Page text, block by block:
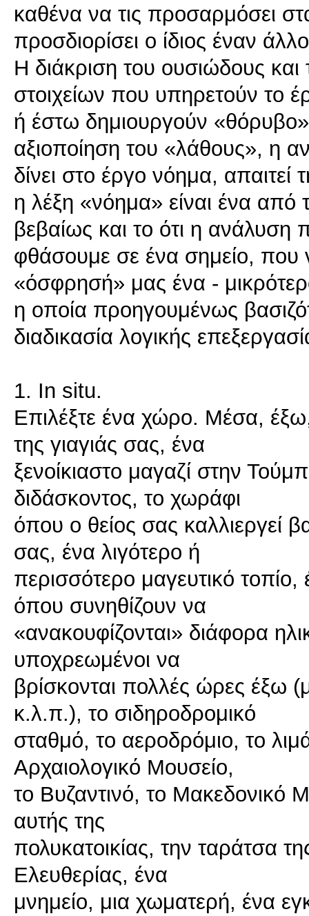
καθένα να τις προσαρμόσει
προσδιορίσει ο ίδιος έναν
Η διάκριση του ουσιώδους
στοιχείων που υπηρετούν το
ή έστω δημιουργούν
αξιοποίηση του «λάθους», η
δίνει στο έργο νόημα, απαιτεί
η λέξη «νόημα» είναι ένα από
βεβαίως και το ότι η ανάλυση
φθάσουμε σε ένα σημείο, που
«όσφρησή» μας ένα -
η οποία προηγουμένως
διαδικασία λογικής
1. In situ.
Επιλέξτε ένα χώρο. Μέσα,
της γιαγιάς σας, ένα
ξενοίκιαστο μαγαζί στην
διδάσκοντος, το χωράφι
όπου ο θείος σας καλλιεργεί
σας, ένα λιγότερο ή
περισσότερο μαγευτικό
όπου συνηθίζουν να
«ανακουφίζονται» διάφορα
υποχρεωμένοι να
βρίσκονται πολλές ώρες έξω
κ.λ.π.), το σιδηροδρομικό
σταθμό, το αεροδρόμιο, το
Αρχαιολογικό Μουσείο,
το Βυζαντινό, το Μακεδονικό
αυτής της
πολυκατοικίας, την ταράτσα
Ελευθερίας, ένα
μνημείο, μια χωματερή, ένα